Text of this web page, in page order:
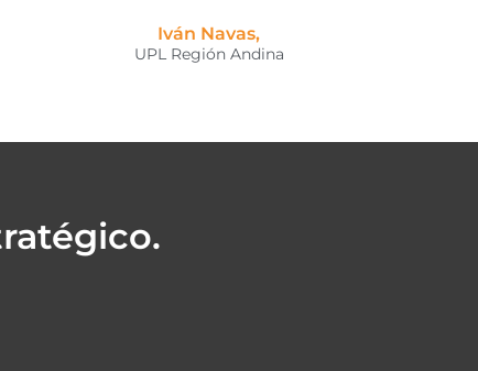
Iván Navas,
UPL Región Andina